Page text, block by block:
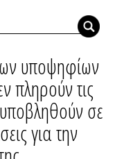
υποψηφίων
πληρούν τις
σε
για την